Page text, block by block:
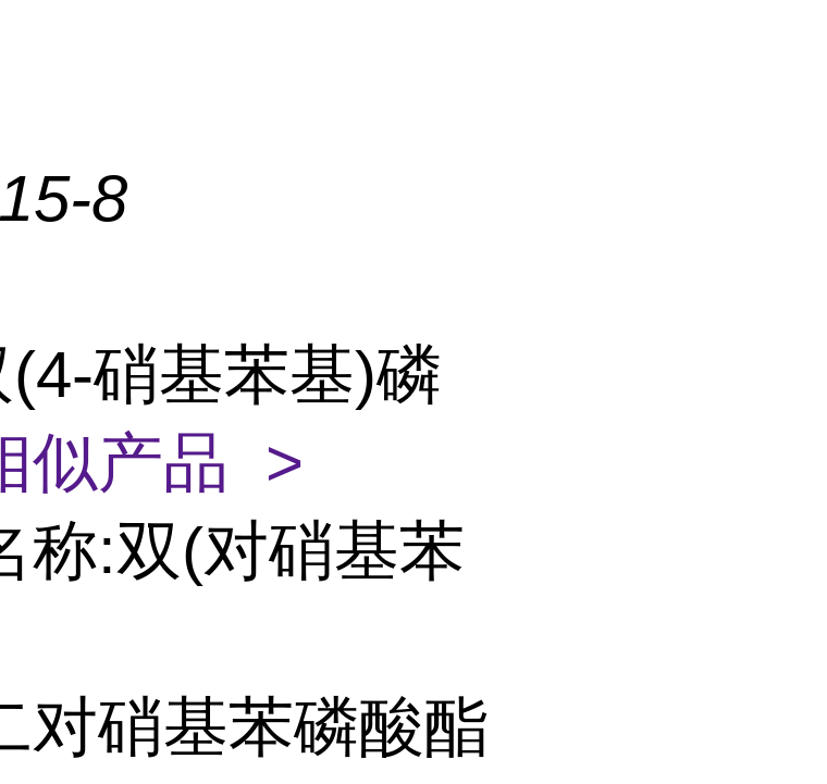
8
硝基苯基)磷
似产品 >
称:双(对硝基苯
对硝基苯磷酸酯